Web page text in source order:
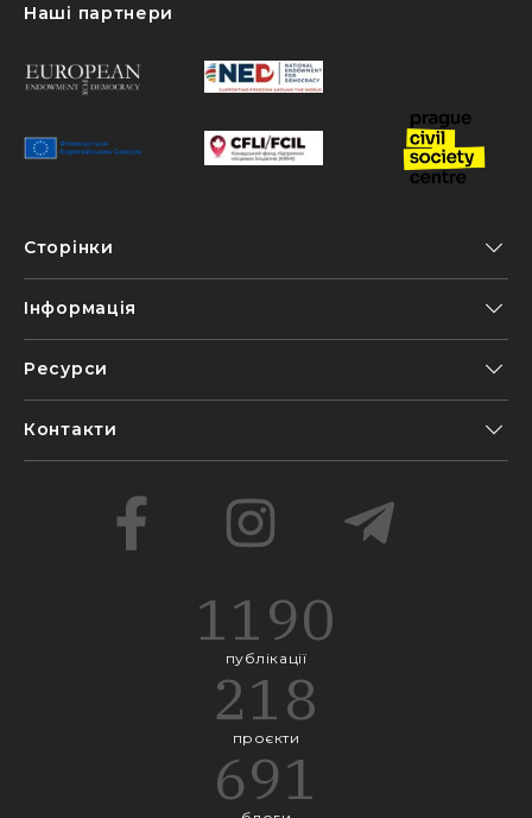
Наші партнери
Сторінки
Інформація
Ресурси
Контакти
1190
публікації
218
проєкти
691